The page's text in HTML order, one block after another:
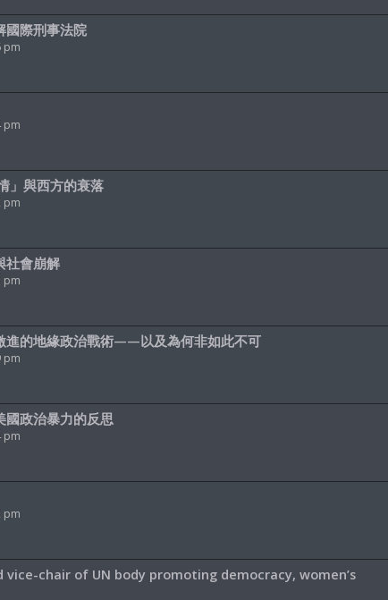
國際刑事法院
pm
pm
」與西方的衰落
pm
社會崩解
pm
進的地緣政治戰術——以及為何非如此不可
pm
政治暴力的反思
pm
pm
chair of UN body promoting democracy, women’s